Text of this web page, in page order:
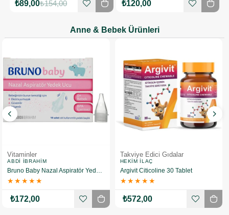
₺89,00₺154,00 ₺120,00
Anne & Bebek Ürünleri
Vitaminler
ABDI İBRAHIM
Bruno Baby Nazal Aspiratör Yedek Ucu 10 Adet
★★★★★
₺172,00
Takviye Edici Gıdalar
HEKIM İLAÇ
Argivit Citicoline 30 Tablet
★★★★★
₺572,00